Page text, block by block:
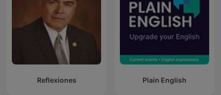
Reflexiones Plain English